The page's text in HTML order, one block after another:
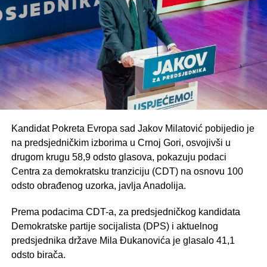
Kandidat Pokreta Evropa sad Jakov Milatović pobijedio je
na predsjedničkim izborima u Crnoj Gori, osvojivši u
drugom krugu 58,9 odsto glasova, pokazuju podaci
Centra za demokratsku tranziciju (CDT) na osnovu 100
odsto obrađenog uzorka, javlja Anadolija.
Prema podacima CDT-a, za predsjedničkog kandidata
Demokratske partije socijalista (DPS) i aktuelnog
predsjednika države Mila Đukanovića je glasalo 41,1
odsto birača.